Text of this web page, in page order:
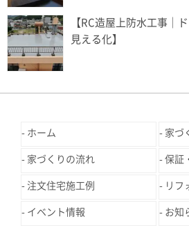
【RC造屋上防水工事｜
見える化】
ホーム 家づ
家づくりの流れ 保証
注文住宅施工例 リフ
イベント情報 お知